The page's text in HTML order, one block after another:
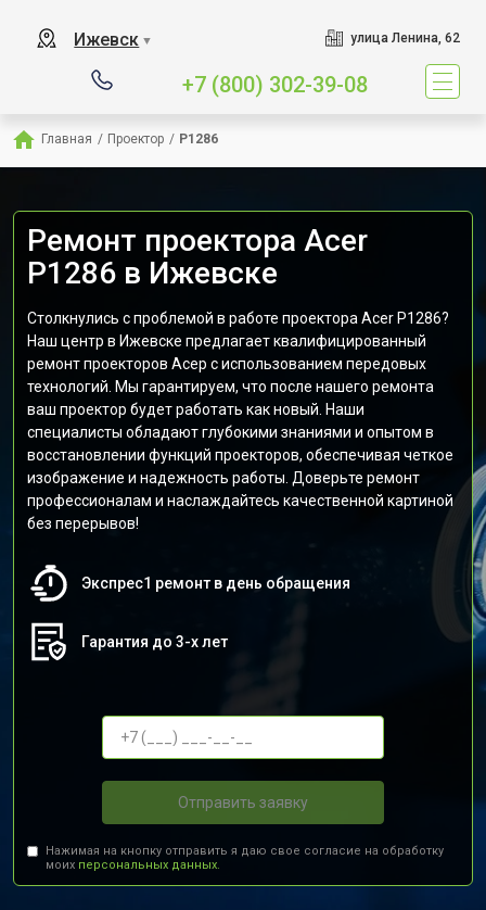
Ижевск ▼ улица Ленина, 62
+7 (800) 302-39-08
Главная / Проектор / P1286
Ремонт проектора Acer
P1286 в Ижевске
Столкнулись с проблемой в работе проектора Acer P1286?
Наш центр в Ижевске предлагает квалифицированный
ремонт проекторов Асер с использованием передовых
технологий. Мы гарантируем, что после нашего ремонта
ваш проектор будет работать как новый. Наши
специалисты обладают глубокими знаниями и опытом в
восстановлении функций проекторов, обеспечивая четкое
изображение и надежность работы. Доверьте ремонт
профессионалам и наслаждайтесь качественной картиной
без перерывов!
Экспрес1 ремонт в день обращения
Гарантия до 3-х лет
Отправить заявку
Нажимая на кнопку отправить я даю свое согласие на обработку
моих персональных данных.